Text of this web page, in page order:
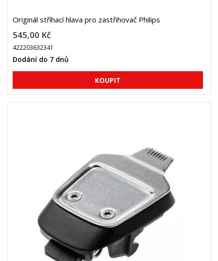
Originál stříhací hlava pro zastřihovač Philips
545,00 Kč
422203632341
Dodání do 7 dnů